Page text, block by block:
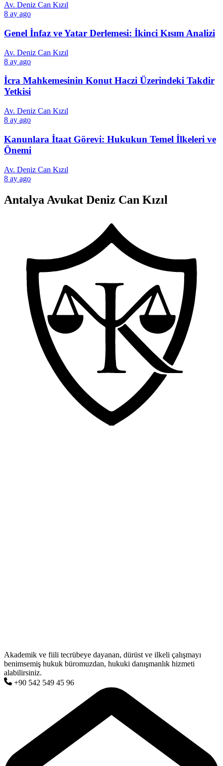
Av. Deniz Can Kızıl
8 ay ago
Genel İnfaz ve Yatar Derlemesi: İkinci Kısım Analizi
Av. Deniz Can Kızıl
8 ay ago
İcra Mahkemesinin Konut Haczi Üzerindeki Takdir
Yetkisi
Av. Deniz Can Kızıl
8 ay ago
Kanunlara İtaat Görevi: Hukukun Temel İlkeleri ve
Önemi
Av. Deniz Can Kızıl
8 ay ago
Antalya Avukat Deniz Can Kızıl
Akademik ve fiili tecrübeye dayanan, dürüst ve ilkeli çalışmayı
benimsemiş hukuk büromuzdan, hukuki danışmanlık hizmeti
alabilirsiniz.
+90 542 549 45 96